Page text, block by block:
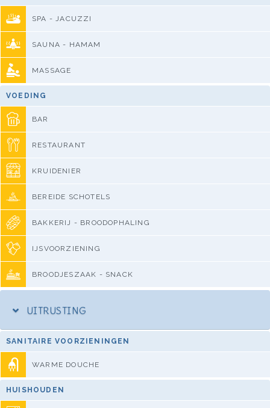
SPA - JACUZZI
SAUNA - HAMAM
MASSAGE
VOEDING
BAR
RESTAURANT
KRUIDENIER
BEREIDE SCHOTELS
BAKKERIJ - BROODOPHALING
IJSVOORZIENING
BROODJESZAAK - SNACK
UITRUSTING
SANITAIRE VOORZIENINGEN
WARME DOUCHE
HUISHOUDEN